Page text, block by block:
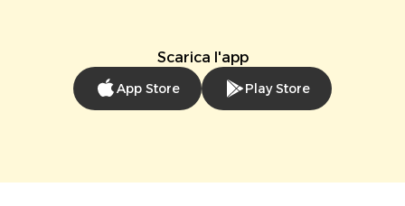
Scarica l'app
App Store Play Store